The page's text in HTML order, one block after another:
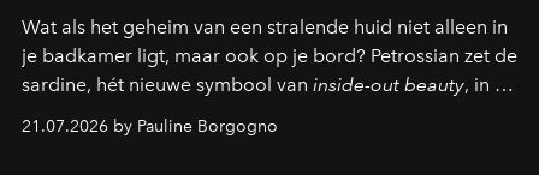
Wat als het geheim van een stralende huid niet alleen in
je badkamer ligt, maar ook op je bord? Petrossian zet de
sardine, hét nieuwe symbool van inside-out beauty, in de
21.07.2026 by Pauline Borgogno